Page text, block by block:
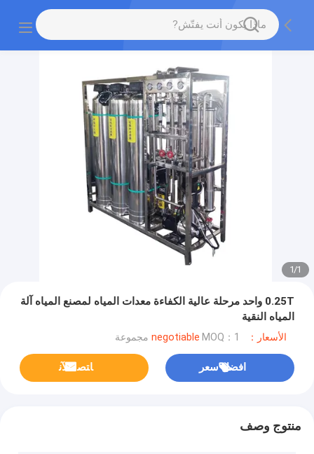
1
/
1
0.25T واحد مرحلة عالية الكفاءة معدات المياه لمصنع المياه آلة
المياه النقية
الأسعار：negotiable MOQ：1 مجموعة
افضل سعر ﺎﺘﺼﻟ ﺍﻶﻧ
منتوج وصف